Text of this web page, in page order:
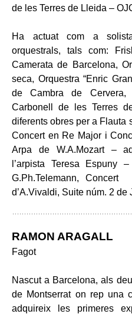
de les Terres de Lleida –
Ha actuat com a
orquestrals, tals com:
Camerata de Barcelona,
seca, Orquestra “Enric
de Cambra de Cervera,
Carbonell de les Terres
diferents obres per a Flauta
Concert en Re Major i
Arpa de W.A.Mozart –
l’arpista Teresa Espuny
G.Ph.Telemann, Concert
d’A.Vivaldi, Suite núm. 2
RAMON ARAGALL
Fagot
Nascut a Barcelona, als
de Montserrat on rep una
adquireix les primeres